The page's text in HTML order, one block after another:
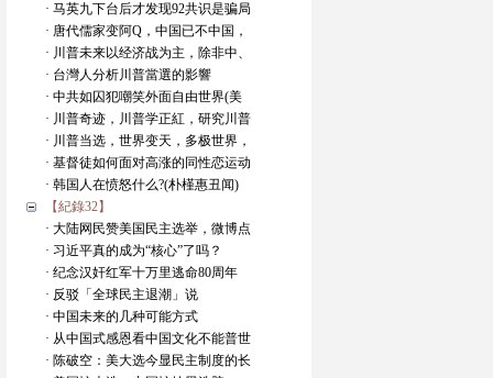
· 马英九下台后才发现92共识是骗局
· 唐代儒家变阿Q，中国已不中国，
· 川普未来以经济战为主，除非中、
· 台灣人分析川普當選的影響
· 中共如囚犯嘲笑外面自由世界(美
· 川普奇迹，川普学正紅，研究川普
· 川普当选，世界变天，多极世界，
· 基督徒如何面对高涨的同性恋运动
· 韩国人在愤怒什么?(朴槿惠丑闻)
【紀錄32】
· 大陆网民赞美国民主选举，微博点
· 习近平真的成为“核心”了吗？
· 纪念汉奸红军十万里逃命80周年
· 反驳「全球民主退潮」说
· 中国未来的几种可能方式
· 从中国式感恩看中国文化不能普世
· 陈破空：美大选今显民主制度的长